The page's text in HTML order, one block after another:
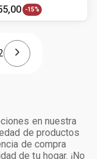
,00 -15%
en nuestra
de productos
de compra
de tu hogar. ¡No